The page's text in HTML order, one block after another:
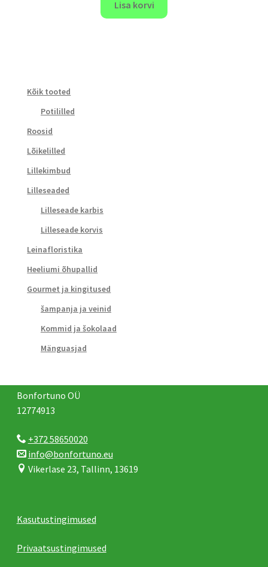
Lisa korvi
Kõik tooted
Potililled
Roosid
Lõikelilled
Lillekimbud
Lilleseaded
Lilleseade karbis
Lilleseade korvis
Leinafloristika
Heeliumi õhupallid
Gourmet ja kingitused
šampanja ja veinid
Kommid ja šokolaad
Mänguasjad
Bonfortuno OÜ
12774913
+372 58650020
info@bonfortuno.eu
Vikerlase 23, Tallinn, 13619
Kasutustingimused
Privaatsustingimused